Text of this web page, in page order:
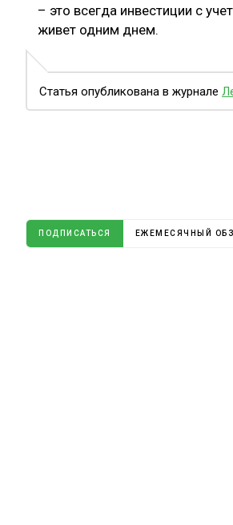
– это всегда инвестиции с
живет одним днем.
Статья опубликована в журнале
ПОДПИСАТЬСЯ ЕЖЕМЕСЯЧНЫЙ